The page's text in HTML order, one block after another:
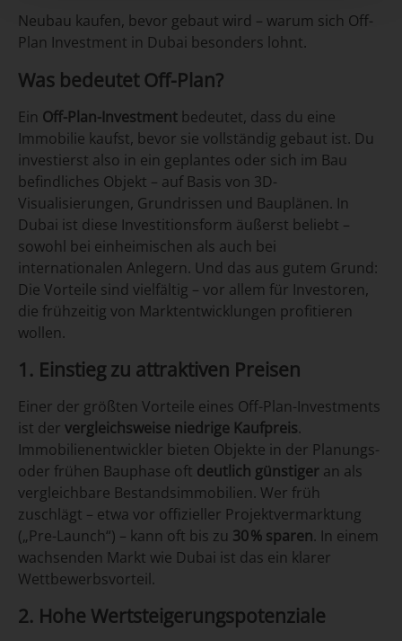
Neubau kaufen, bevor gebaut wird – warum sich Off-
Plan Investment in Dubai besonders lohnt.
Was bedeutet Off-Plan?
Ein Off-Plan-Investment bedeutet, dass du eine
Immobilie kaufst, bevor sie vollständig gebaut ist. Du
investierst also in ein geplantes oder sich im Bau
befindliches Objekt – auf Basis von 3D-
Visualisierungen, Grundrissen und Bauplänen. In
Dubai ist diese Investitionsform äußerst beliebt –
sowohl bei einheimischen als auch bei
internationalen Anlegern. Und das aus gutem Grund:
Die Vorteile sind vielfältig – vor allem für Investoren,
die frühzeitig von Marktentwicklungen profitieren
wollen.
1. Einstieg zu attraktiven Preisen
Einer der größten Vorteile eines Off-Plan-Investments
ist der vergleichsweise niedrige Kaufpreis.
Immobilienentwickler bieten Objekte in der Planungs-
oder frühen Bauphase oft deutlich günstiger an als
vergleichbare Bestandsimmobilien. Wer früh
zuschlägt – etwa vor offizieller Projektvermarktung
(„Pre-Launch“) – kann oft bis zu 30% sparen. In einem
wachsenden Markt wie Dubai ist das ein klarer
Wettbewerbsvorteil.
2. Hohe Wertsteigerungspotenziale